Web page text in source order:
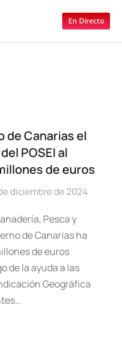
En Directo
de Canarias el
POSEI al
de euros
diciembre de 2024
Pesca y
de Canarias ha
de euros
de la ayuda a las
Geográfica